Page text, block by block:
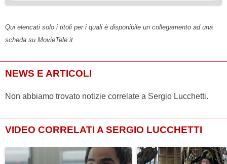
Qui elencati solo i titoli per i quali è disponibile un collegamento ad una
scheda su MovieTele.it
NEWS E ARTICOLI
Non abbiamo trovato notizie correlate a Sergio Lucchetti.
VIDEO CORRELATI A SERGIO LUCCHETTI